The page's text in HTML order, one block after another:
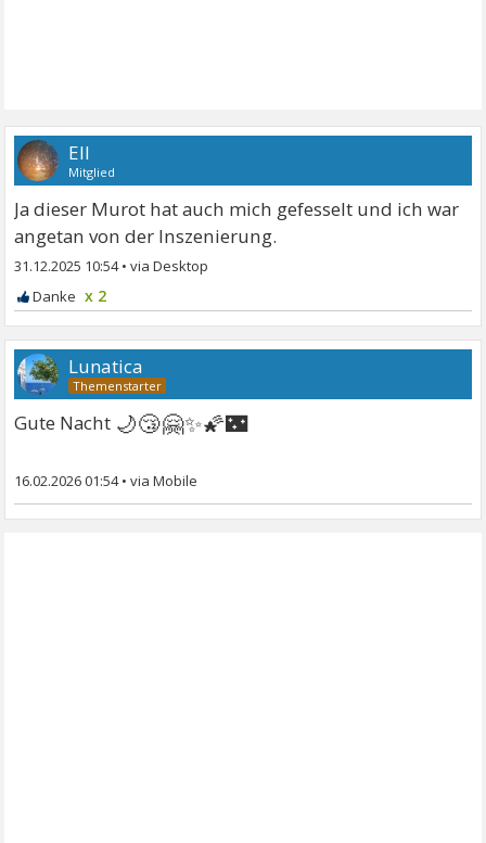
Ell
Mitglied
Ja dieser Murot hat auch mich gefesselt und ich war
angetan von der Inszenierung.
31.12.2025 10:54•
x 2
Lunatica
Gute Nacht 🌙😴🤗✨🌠🌃
16.02.2026 01:54•